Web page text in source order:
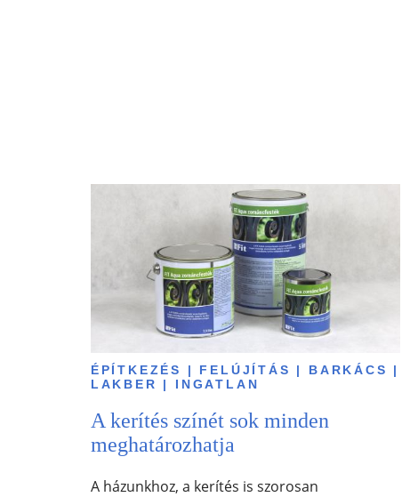
ÉPÍTKEZÉS | FELÚJÍTÁS | BARKÁCS |
LAKBER | INGATLAN
A kerítés színét sok minden
meghatározhatja
A házunkhoz, a kerítés is szorosan